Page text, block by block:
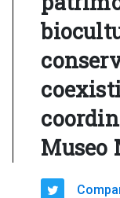
Museo